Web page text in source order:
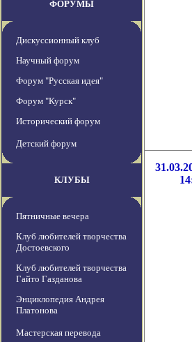
ФОРУМЫ
Дискуссионный клуб
Научный форум
Форум "Русская идея"
Форум "Курск"
Исторический форум
Детский форум
КЛУБЫ
Пятничные вечера
Клуб любителей творчества
Достоевского
Клуб любителей творчества
Гайто Газданова
Энциклопедия Андрея
Платонова
Мастерская перевода